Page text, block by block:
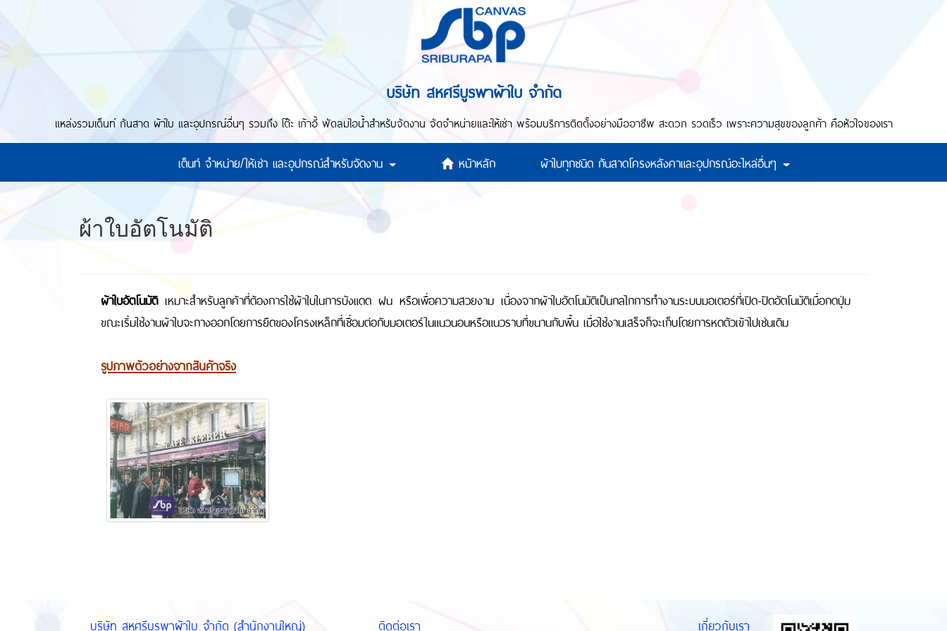
บริษัท สหศรีบูรพาผ้าใบ จำกัด
แหล่งรวมเต็นท์ กันสาด ผ้าใบ และอุปกรณ์อื่นๆ รวมถึง โต๊ะ เก้าอี้ พัดลมไอน้ำสำหรับจัดงาน จัดจำหน่ายและให้เช่า พร้อมบริการติดตั้งอย่างมืออาชีพ สะดวก รวดเร็ว เพราะความสุขของลูกค้า คือหัวใจของเรา
เต็นท์ จำหน่าย/ให้เช่า และอุปกรณ์สำหรับจัดงาน หน้าหลัก ผ้าใบทุกชนิด กันสาดโครงหลังคาและอุปกรณ์อะไหล่อื่นๆ
ผ้าใบอัตโนมัติ
ผ้าใบอัตโนมัติเหมาะสำหรับลูกค้าที่ต้องการใช้ผ้าใบในการบังแดด ฝน หรือเพื่อความสวยงาม เนื่องจากผ้าใบอัตโนมัติเป็นกลไกการทำงานระบบมอเตอร์ที่เปิด-ปิดอัตโนมัติเมื่อกดปุ่ม
ขณะเริ่มใช้งานผ้าใบจะกางออกโดยการยืดของโครงเหล็กที่เชื่อมต่อกับมอเตอร์ในแนวนอนหรือแนวราบที่ขนานกับพื้น เมื่อใช้งานเสร็จก็จะเก็บโดยการหดตัวเข้าไปเช่นเดิม
รูปภาพตัวอย่างจากสินค้าจริง
บริษัท สหศรีบูรพาผ้าใบ จำกัด (สำนักงานใหญ่) ติดต่อเรา เกี่ยวกับเรา